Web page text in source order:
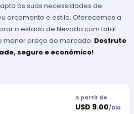
às suas necessidades de
orçamento e estilo. Oferecemos a
o estado de Nevada com total
menor preço do mercado. Desfrute
seguro e económico!
A partir de
USD 9.00/Dia